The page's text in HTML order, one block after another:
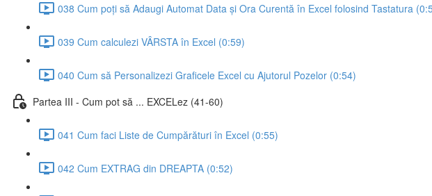
038 Cum poți să Adaugi Automat Data și Ora Curentă în Excel folosind Tastatura
039 Cum calculezi VÂRSTA în Excel (0:59)
040 Cum să Personalizezi Graficele Excel cu Ajutorul Pozelor (0:54)
Partea III - Cum pot să ... EXCELez (41-60)
041 Cum faci Liste de Cumpărături în Excel (0:55)
042 Cum EXTRAG din DREAPTA (0:52)